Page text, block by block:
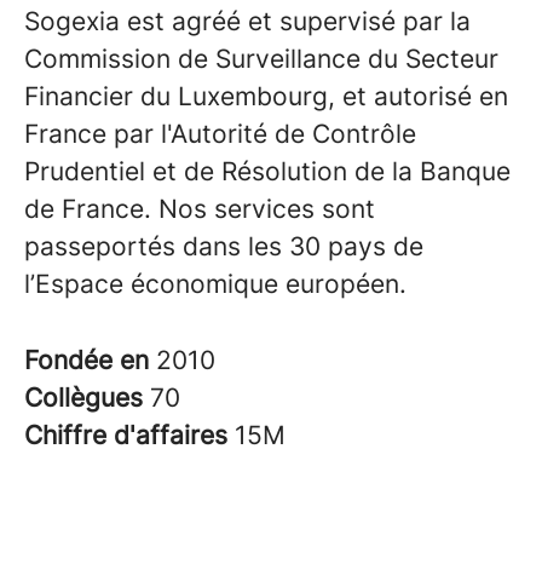
Sogexia est agréé et supervisé par la
Commission de Surveillance du Secteur
Financier du Luxembourg, et autorisé en
France par l'Autorité de Contrôle
Prudentiel et de Résolution de la Banque
de France. Nos services sont
passeportés dans les 30 pays de
l’Espace économique européen.
Fondée en 2010
Collègues 70
Chiffre d'affaires 15M